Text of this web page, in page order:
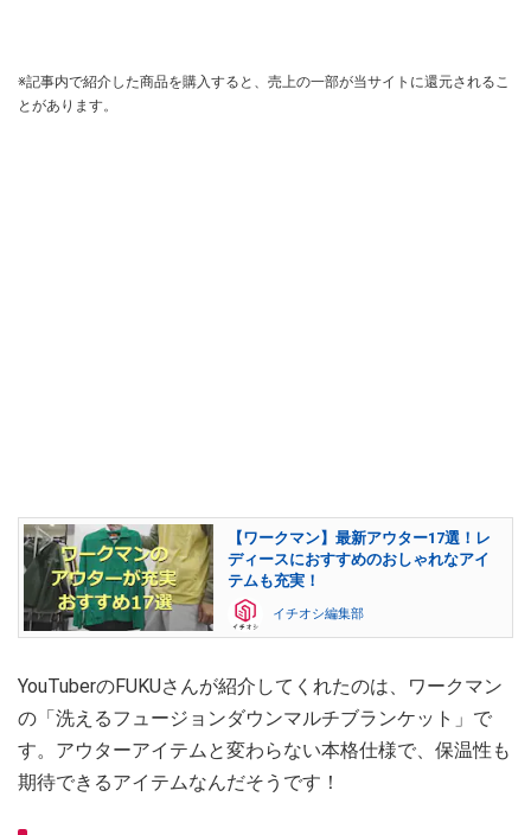
※記事内で紹介した商品を購入すると、売上の一部が当サイトに還元されるこ
とがあります。
【ワークマン】最新アウター17選！レ
ディースにおすすめのおしゃれなアイ
テムも充実！
イチオシ編集部
YouTuberのFUKUさんが紹介してくれたのは、ワークマン
の「洗えるフュージョンダウンマルチブランケット」で
す。アウターアイテムと変わらない本格仕様で、保温性も
期待できるアイテムなんだそうです！